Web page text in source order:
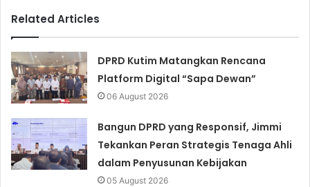
Related Articles
DPRD Kutim Matangkan Rencana
Platform Digital “Sapa Dewan”
06 August 2026
Bangun DPRD yang Responsif, Jimmi
Tekankan Peran Strategis Tenaga Ahli
dalam Penyusunan Kebijakan
05 August 2026